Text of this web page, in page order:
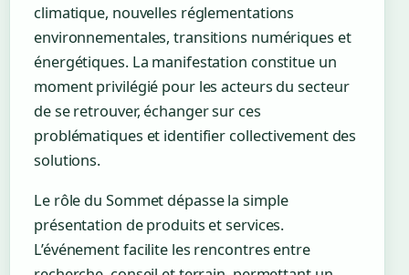
climatique, nouvelles réglementations
environnementales, transitions numériques et
énergétiques. La manifestation constitue un
moment privilégié pour les acteurs du secteur
de se retrouver, échanger sur ces
problématiques et identifier collectivement des
solutions.
Le rôle du Sommet dépasse la simple
présentation de produits et services.
L’événement facilite les rencontres entre